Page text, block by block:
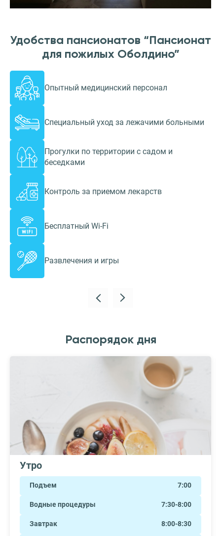
Удобства пансионатов “Пансионат
для пожилых Оболдино”
Опытный медицинский персонал
Специальный уход за лежачими больными
Прогулки по территории с садом и
беседками
Контроль за приемом лекарств
Бесплатный Wi-Fi
Развлечения и игры
Распорядок дня
Утро
Подъем 7:00
Водные процедуры 7:30-8:00
Завтрак 8:00-8:30